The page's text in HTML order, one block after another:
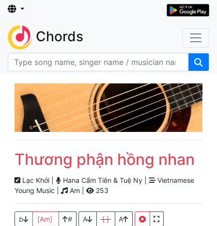
Chords
Thương phận hồng nhan
Lạc Khởi | Hana Cẩm Tiên & Tuệ Ny |
Vietnamese
Young Music |
Am | 253
b [Am] # A [ ] A